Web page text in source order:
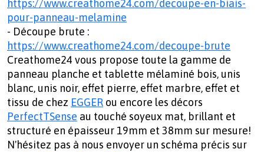
https://www.creathome24.com/decoupe-en-biais-
pour-panneau-melamine
- Découpe brute :
https://www.creathome24.com/decoupe-brute
Creathome24 vous propose toute la gamme de
panneau planche et tablette mélaminé bois, unis
blanc, unis noir, effet pierre, effet marbre, effet et
tissu de chez EGGER ou encore les décors
PerfectTSense au touché soyeux mat, brillant et
structuré en épaisseur 19mm et 38mm sur mesure!
N'hésitez pas à nous envoyer un schéma précis sur